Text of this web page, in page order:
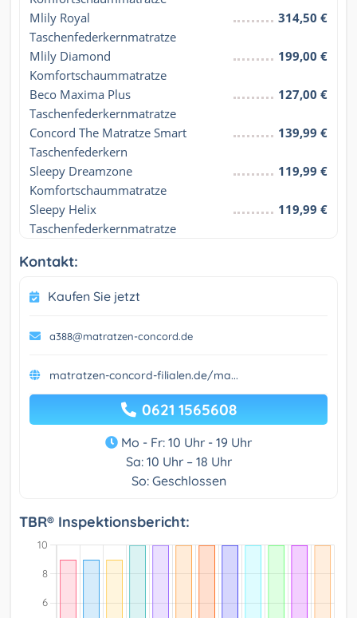
Mlily Royal
Taschenfederkernmatratze
314,50 €
Mlily Diamond
Komfortschaummatratze
199,00 €
Beco Maxima Plus
Taschenfederkernmatratze
127,00 €
Concord The Matratze Smart
Taschenfederkern
139,99 €
Sleepy Dreamzone
Komfortschaummatratze
119,99 €
Sleepy Helix
Taschenfederkernmatratze
119,99 €
Kontakt:
Kaufen Sie jetzt
a388@matratzen-concord.de
matratzen-concord-filialen.de/ma...
0621 1565608
Mo - Fr: 10 Uhr - 19 Uhr
Sa: 10 Uhr – 18 Uhr
So: Geschlossen
TBR® Inspektionsbericht: